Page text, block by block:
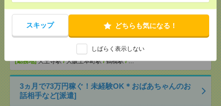
スキップ どちらも気になる！
しばらく表示しない
無資格の方：時給1400円～1750円 / 介護
福祉士：時給1700円～2125円 / 初任者以上：時給
1500円～1875円
[勤務地]天王寺駅/大阪上本町駅/鶴橋駅/…
3ヵ月で73万円稼ぐ！未経験OK＊おばあちゃんのお
話相手など[派遣]